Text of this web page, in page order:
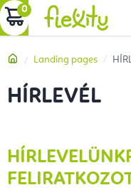
Ugrás
a
tartalomhoz
KOSÁR
Kezdőlap
Landing pages
HÍRLEVÉL